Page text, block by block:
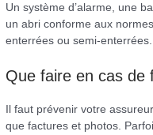
Un système d’alarme, une
un abri conforme aux
enterrées ou semi-enterrées.
Que faire en cas de
Il faut prévenir votre
que factures et photos.